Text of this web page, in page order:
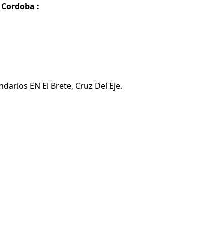
:
EN El Brete, Cruz Del Eje.